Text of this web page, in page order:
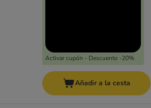
Activar cupón - Descuento -20%
Añadir a la cesta